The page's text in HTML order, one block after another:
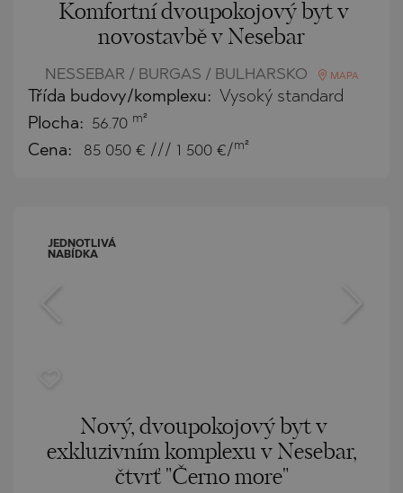
Komfortní dvoupokojový byt v
novostavbě v Nesebar
NESSEBAR / BURGAS / BULHARSKO MAPA
Třída budovy/komplexu: Vysoký standard
Plocha: 56.70 m²
Cena: 85 050 € /// 1 500 €/ m²
JEDNOTLIVÁ
NABÍDKA
Nový, dvoupokojový byt v
exkluzivním komplexu v Nesebar,
čtvrť "Černo more"